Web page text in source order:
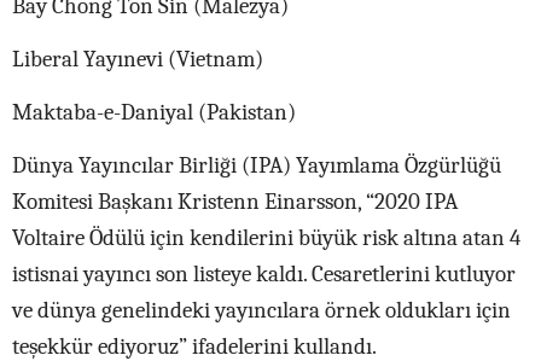
Bay Chong Ton Sin (Malezya)
Liberal Yayınevi (Vietnam)
Maktaba-e-Daniyal (Pakistan)
Dünya Yayıncılar Birliği (IPA) Yayımlama Özgürlüğü
Komitesi Başkanı Kristenn Einarsson, “2020 IPA
Voltaire Ödülü için kendilerini büyük risk altına atan 4
istisnai yayıncı son listeye kaldı. Cesaretlerini kutluyor
ve dünya genelindeki yayıncılara örnek oldukları için
teşekkür ediyoruz” ifadelerini kullandı.